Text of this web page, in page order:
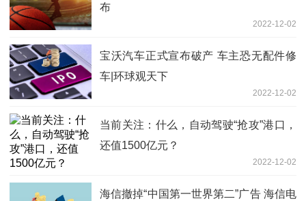
布
2022-12-02
宝沃汽车正式宣布破产 车主恐无配件修
车|环球观天下
2022-12-02
当前关注：什么，自动驾驶“抢攻”港口，
还值1500亿元？
2022-12-02
海信撤掉“中国第一世界第二”广告 海信电